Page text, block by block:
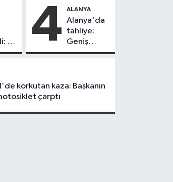
1
4 ALANYA
Alanya'da
tahliye:
Geniş
güvenlik
korkutan kaza: Başkanın
çarptı